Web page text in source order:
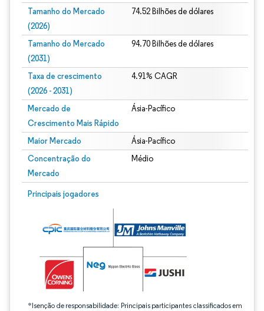
Tamanho do Mercado
(2026)
74.52 Bilhões de dólares
Tamanho do Mercado
(2031)
94.70 Bilhões de dólares
Taxa de crescimento
(2026 - 2031)
4.91% CAGR
Mercado de
Crescimento Mais Rápido
Ásia-Pacífico
Maior Mercado Ásia-Pacífico
Concentração do
Mercado
Médio
Principais jogadores
*Isenção de responsabilidade: Principais participantes classificados em
Imagem © Mordor Intelligence. O reuso requer atribuição conforme CC BY 4.0.